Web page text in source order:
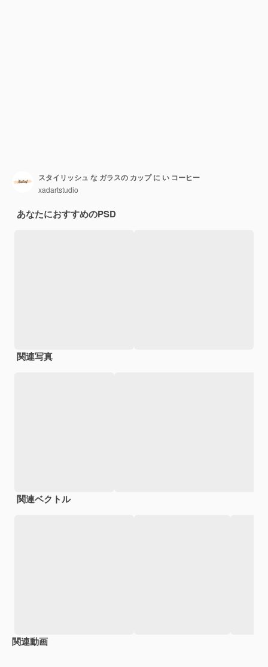
スタイリッシュ な ガラスの カップ に い コーヒー
xadartstudio
あなたにおすすめのPSD
関連写真
関連ベクトル
関連動画